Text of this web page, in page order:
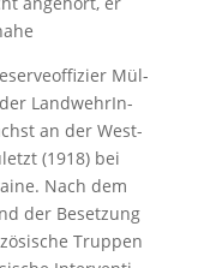
Mül­
LandwehrIn­
an der West­
(1918) bei
Nach dem
der Be­set­zung
Trup­pen